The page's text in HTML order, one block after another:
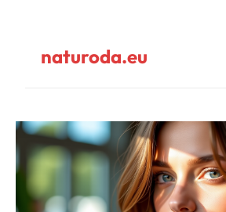
naturoda.eu